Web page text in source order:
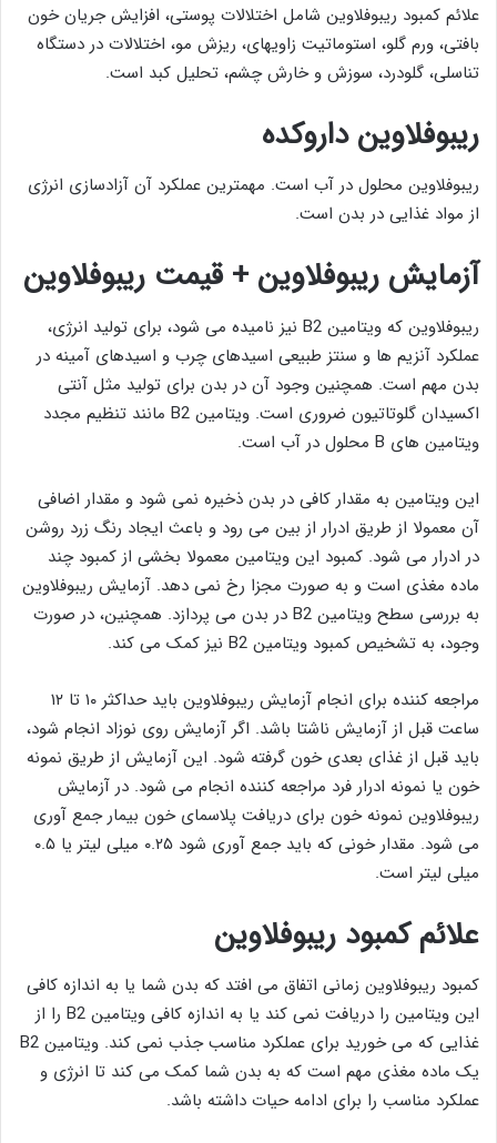
علائم کمبود ریبوفلاوین شامل اختلالات پوستی، افزایش جریان خون
بافتی، ورم گلو، استوماتیت زاویه‏ای، ریزش مو، اختلالات در دستگاه
تناسلی، گلودرد، سوزش و خارش چشم‏‌، تحلیل کبد است.
ریبوفلاوین داروکده
ریبوفلاوین محلول در آب است. مهمترین عملکرد آن آزادسازی انرژی
از مواد غذایی در بدن است.
آزمایش ریبوفلاوین + قیمت ریبوفلاوین
ریبوفلاوین که ویتامین B2 نیز نامیده می شود، برای تولید انرژی،
عملکرد آنزیم ها و سنتز طبیعی اسیدهای چرب و اسیدهای آمینه در
بدن مهم است. همچنین وجود آن در بدن برای تولید مثل آنتی
اکسیدان گلوتاتیون ضروری است. ویتامین B2 مانند تنظیم مجدد
ویتامین های B محلول در آب است.
این ویتامین به مقدار کافی در بدن ذخیره نمی ‌شود و مقدار اضافی
آن معمولا از طریق ادرار از بین می ‌رود و باعث ایجاد رنگ زرد روشن
در ادرار می ‌شود. کمبود این ویتامین معمولا بخشی از کمبود چند
ماده مغذی است و به صورت مجزا رخ نمی دهد. آزمایش ریبوفلاوین
به بررسی سطح ویتامین B2 در بدن می پردازد. همچنین، در صورت
وجود، به تشخیص کمبود ویتامین B2 نیز کمک می کند.
مراجعه کننده برای انجام آزمایش ریبوفلاوین باید حداکثر ۱۰ تا ۱۲
ساعت قبل از آزمایش ناشتا باشد. اگر آزمایش روی نوزاد انجام شود،
باید قبل از غذای بعدی خون گرفته شود. این آزمایش از طریق نمونه
خون یا نمونه ادرار فرد مراجعه کننده انجام می شود. در آزمایش
ریبوفلاوین نمونه خون برای دریافت پلاسمای خون بیمار جمع آوری
می شود. مقدار خونی که باید جمع آوری شود ۰.۲۵ میلی لیتر یا ۰.۵
میلی لیتر است.
علائم کمبود ریبوفلاوین
کمبود ریبوفلاوین زمانی اتفاق می افتد که بدن شما یا به اندازه کافی
این ویتامین را دریافت نمی کند یا به اندازه کافی ویتامین B2 را از
غذایی که می خورید برای عملکرد مناسب جذب نمی کند. ویتامین B2
یک ماده مغذی مهم است که به بدن شما کمک می کند تا انرژی و
عملکرد مناسب را برای ادامه حیات داشته باشد.